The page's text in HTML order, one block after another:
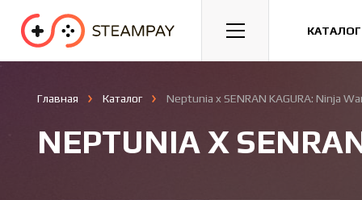
Спорт Гонки Казуальные
Главная Каталог Neptunia x SENRAN KAGURA: Ninja
NEPTUNIA X